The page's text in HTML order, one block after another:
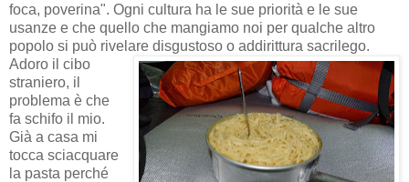
foca, poverina". Ogni cultura ha le sue priorità e le sue
usanze e che quello che mangiamo noi per qualche altro
popolo si può rivelare disgustoso o addirittura sacrilego.
Adoro il cibo
straniero, il
problema è che
fa schifo il mio.
Già a casa mi
tocca sciacquare
la pasta perché